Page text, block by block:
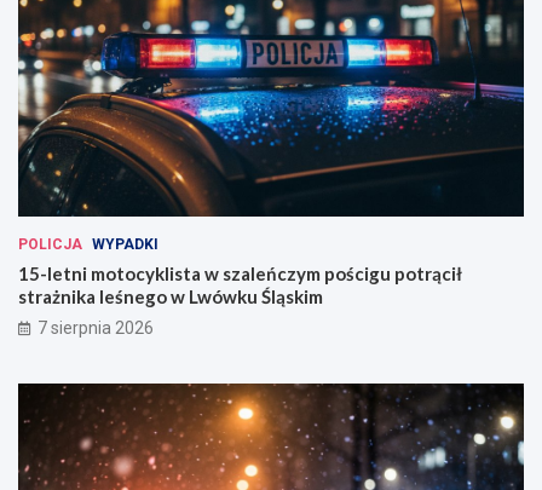
POLICJA WYPADKI
15-letni motocyklista w szaleńczym pościgu potrącił
strażnika leśnego w Lwówku Śląskim
7 sierpnia 2026